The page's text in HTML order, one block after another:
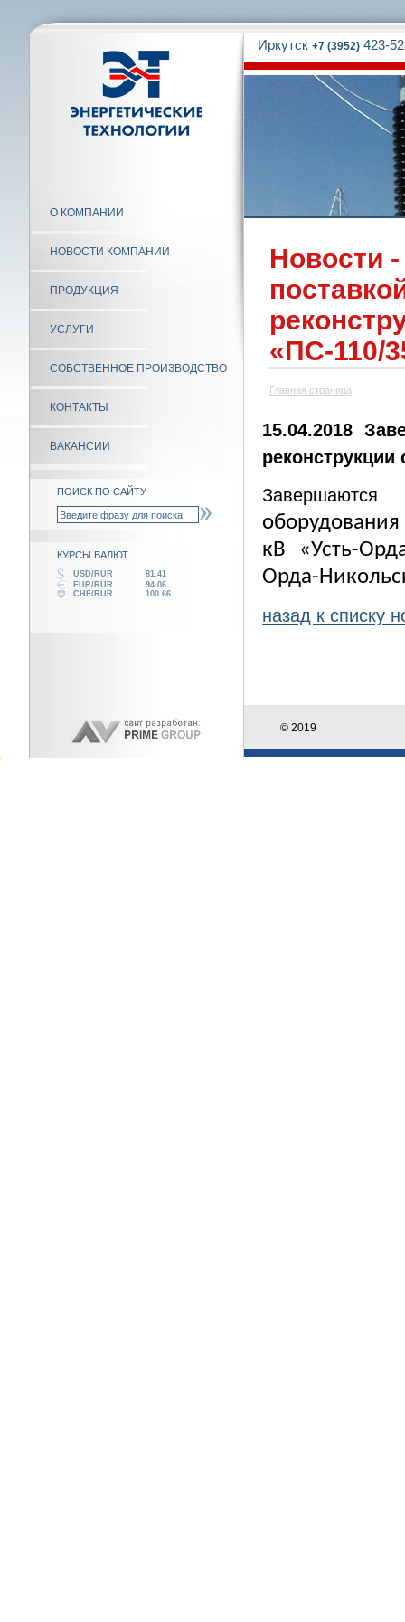
О КОМПАНИИ
НОВОСТИ КОМПАНИИ
ПРОДУКЦИЯ
УСЛУГИ
СОБСТВЕННОЕ ПРОИЗВОДСТВО
КОНТАКТЫ
ВАКАНСИИ
ПОИСК ПО САЙТУ
КУРСЫ ВАЛЮТ
USD/RUR
81.41
EUR/RUR
94.06
CHF/RUR
100.66
Иркутск +7 (3952) 423-
Новости
«ПС-110/
Главная страница
15.04.2018
Завершаются
кВ «Усть-
Орда-
назад к списку
© 2019